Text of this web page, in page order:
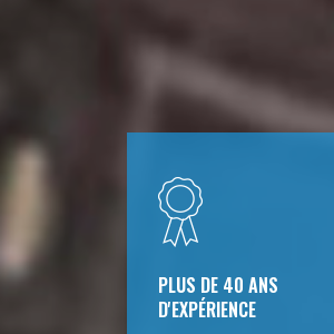
PLUS DE 40 ANS
D'EXPÉRIENCE